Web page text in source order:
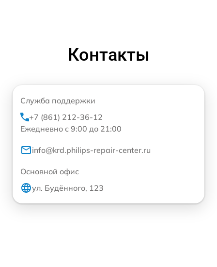
Контакты
Служба поддержки
+7 (861) 212-36-12
Ежедневно с 9:00 до 21:00
info@krd.philips-repair-center.ru
Основной офис
ул. Будённого, 123